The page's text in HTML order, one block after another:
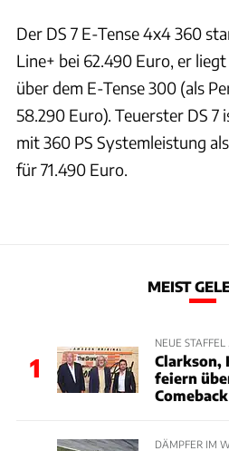
Der DS 7 E-Tense 4x4 360
Line+ bei 62.490 Euro, er
über dem E-Tense 300 (als
58.290 Euro). Teuerster DS
mit 360 PS Systemleistung
für 71.490 Euro.
MEIST
1
NEUE STAFFEL
Clarkson,
feiern
Comeback
DÄMPFER IM